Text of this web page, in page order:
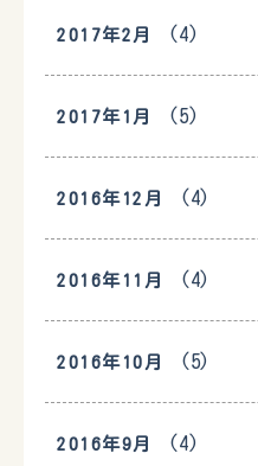
2017年2月 (4)
2017年1月 (5)
2016年12月 (4)
2016年11月 (4)
2016年10月 (5)
2016年9月 (4)